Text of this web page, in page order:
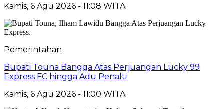
Kamis, 6 Agu 2026 - 11:08 WITA
Pemerintahan
Bupati Touna Bangga Atas Perjuangan Lucky 99
Express FC hingga Adu Penalti
Kamis, 6 Agu 2026 - 11:00 WITA